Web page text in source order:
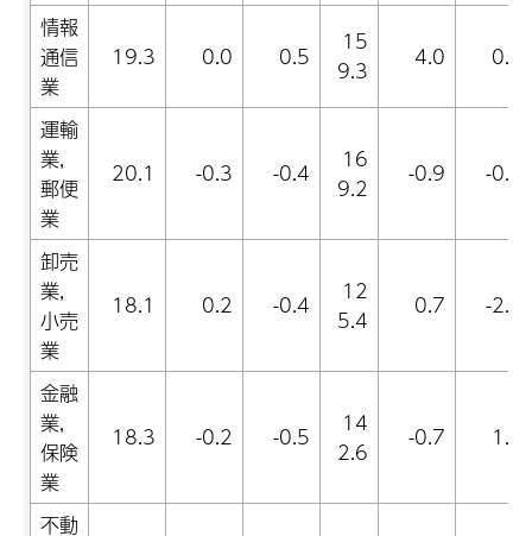
情報
通信
業
19.3 0.0 0.5
15
9.3
4.0 0.4
運輸
業,
郵便
業
20.1 -0.3 -0.4
16
9.2
-0.9 -0.6
卸売
業,
小売
業
18.1 0.2 -0.4
12
5.4
0.7 -2.1
金融
業,
保険
業
18.3 -0.2 -0.5
14
2.6
-0.7 1.1
不動